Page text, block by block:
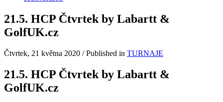
21.5. HCP Čtvrtek by Labartt &
GolfUK.cz
Čtvrtek, 21 května 2020 /Published in TURNAJE
21.5. HCP Čtvrtek by Labartt &
GolfUK.cz